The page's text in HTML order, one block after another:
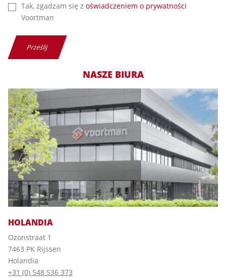
Tak, zgadzam się z oświadczeniem o prywatności
Voortman
Prześlij
NASZE BIURA
HOLANDIA
Ozonstraat 1
7463 PK Rijssen
Holandia
+31 (0) 548 536 373